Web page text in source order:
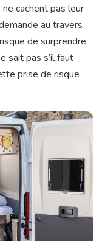
cachent pas leur
au travers
de surprendre,
sait pas s’il faut
prise de risque